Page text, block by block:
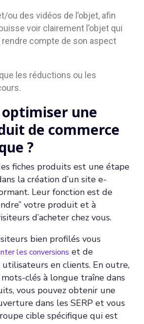
ou des vidéos de l’objet, afin
voir clairement l’objet qui
rendre compte de son aspect
les réductions ou les
une
de commerce
?
fiches produits est une étape
la création d’un site e-
Leur fonction est de
votre produit et à
d’acheter chez vous.
bien profilés vous
les conversions et de
en clients. En outre,
clés à longue traîne dans
vous pouvez obtenir une
dans les SERP et vous
cible spécifique qui est